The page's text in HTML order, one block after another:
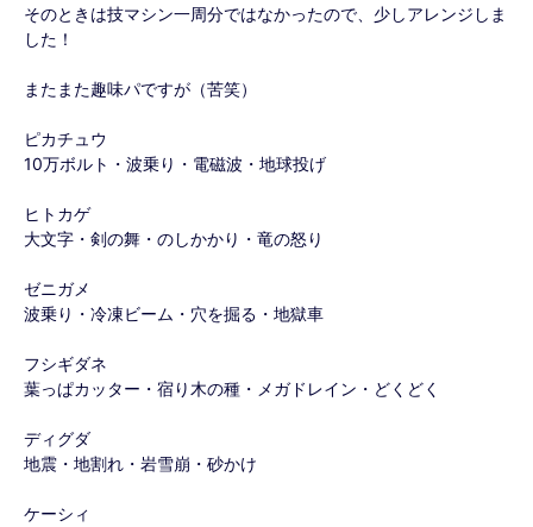
そのときは技マシン一周分ではなかったので、少しアレンジしま
した！
またまた趣味パですが（苦笑）
ピカチュウ
10万ボルト・波乗り・電磁波・地球投げ
ヒトカゲ
大文字・剣の舞・のしかかり・竜の怒り
ゼニガメ
波乗り・冷凍ビーム・穴を掘る・地獄車
フシギダネ
葉っぱカッター・宿り木の種・メガドレイン・どくどく
ディグダ
地震・地割れ・岩雪崩・砂かけ
ケーシィ